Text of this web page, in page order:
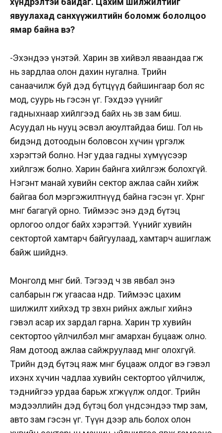
явуулахад санхүүжилтийн боломж бололцоо
ямар байна вэ?
-Эхэндээ үнэтэй. Харин зөв хийвэл яваандаа өгөөж
нь зардлаа олон дахин нугална. Төрийн
санаачилж буй дэд бүтцүүд байшингаар бол яс
мод, суурь нь гэсэн үг. Гэхдээ үүнийг
гадныхнаар хийлгээд байх нь зөв зам биш.
Асуудал нь нууц эсвэл аюултайдаа биш. Гол нь
бидэнд дотоодын боловсон хүчин үргэлж
хэрэгтэй болно. Нэг удаа гадны хүмүүсээр
хийлгэж болно. Харин байнга хийлгэж болохгүй.
Нэгэнт манай хувийн сектор ажлаа сайн хийж
байгаа бол мэргэжилтнүүд байна гэсэн үг. Хөрөнгө
мөнгө багагүй орно. Тиймээс энэ дэд бүтэц
орлогоо олдог байх хэрэгтэй. Үүнийг хувийн
сектортой хамтарч байгуулаад, хамтарч ашиглаж
байж шийднэ.
Монголд мөнгө бий. Тэгээд ч зөв явбал энэ
салбарын өгөөж угаасаа өндөр. Тиймээс цахим
шилжилт хийхэд төр зөвхөн өөрийнхөө ажлыг хийнэ
гэвэл асар их зардал гарна. Харин төр хувийн
сектортоо үйлчилбэл мөнгөө амархан буцааж олно.
Яам дотоод ажлаа сайжруулаад мөнгө олохгүй.
Төрийн дэд бүтэц яаж мөнгөө буцааж олдог вэ гэвэл
ихэнх хүчин чадлаа хувийн сектортоо үйлчилж,
тэднийгээ урдаа барьж хөгжүүлж олдог. Төрийн
мэдээллийн дэд бүтэц бол үндсэндээ төмөр зам,
авто зам гэсэн үг. Түүн дээр аль болох олон